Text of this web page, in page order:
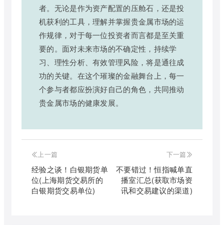
者。无论是作为资产配置的压舱石，还是投
机获利的工具，理解并掌握贵金属市场的运
作规律，对于每一位投资者而言都是至关重
要的。面对未来市场的不确定性，持续学
习、理性分析、有效管理风险，将是通往成
功的关键。在这个璀璨的金融舞台上，每一
个参与者都应扮演好自己的角色，共同推动
贵金属市场的健康发展。
上一篇
经验之谈！白银期货单
位(上海期货交易所的
白银期货交易单位)
下一篇
不要错过！恒指喊单直
播室汇总(获取市场资
讯和交易建议的渠道)